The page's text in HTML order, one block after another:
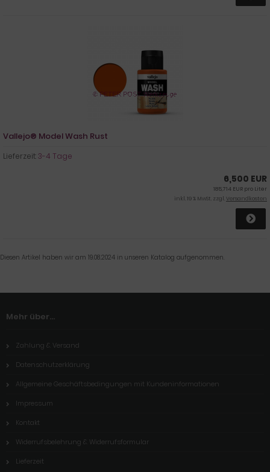
Vallejo® Model Wash Rust
Lieferzeit:3-4 Tage
6,500 EUR
185,714 EUR pro Liter
inkl. 19 % MwSt. zzgl.Versandkosten
Diesen Artikel haben wir am 19.08.2024 in unseren Katalog aufgenommen.
Mehr über...
Zahlung & Versand
Datenschutzerklärung
Allgemeine Geschäftsbedingungen mit Kundeninformationen
Impressum
Kontakt
Widerrufsbelehrung & Widerrufsformular
Lieferzeit